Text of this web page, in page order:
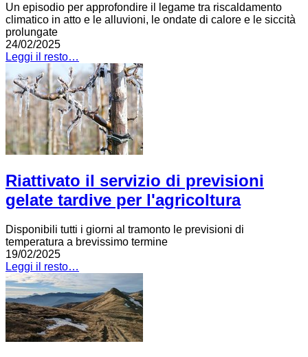
Un episodio per approfondire il legame tra riscaldamento
climatico in atto e le alluvioni, le ondate di calore e le siccità
prolungate
24/02/2025
Leggi il resto…
Riattivato il servizio di previsioni
gelate tardive per l'agricoltura
Disponibili tutti i giorni al tramonto le previsioni di
temperatura a brevissimo termine
19/02/2025
Leggi il resto…